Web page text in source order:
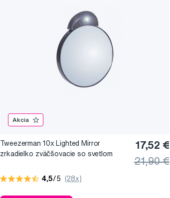
Akcia
Tweezerman 10x Lighted Mirror
zrkadielko zväčšovacie so svetlom
17,52 €
21,90 €
4,5/5 (28x)